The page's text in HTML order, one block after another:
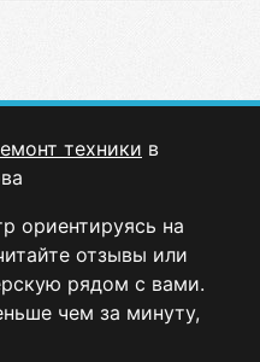
техники в
ориентируясь на
отзывы или
рядом с вами.
чем за минуту,